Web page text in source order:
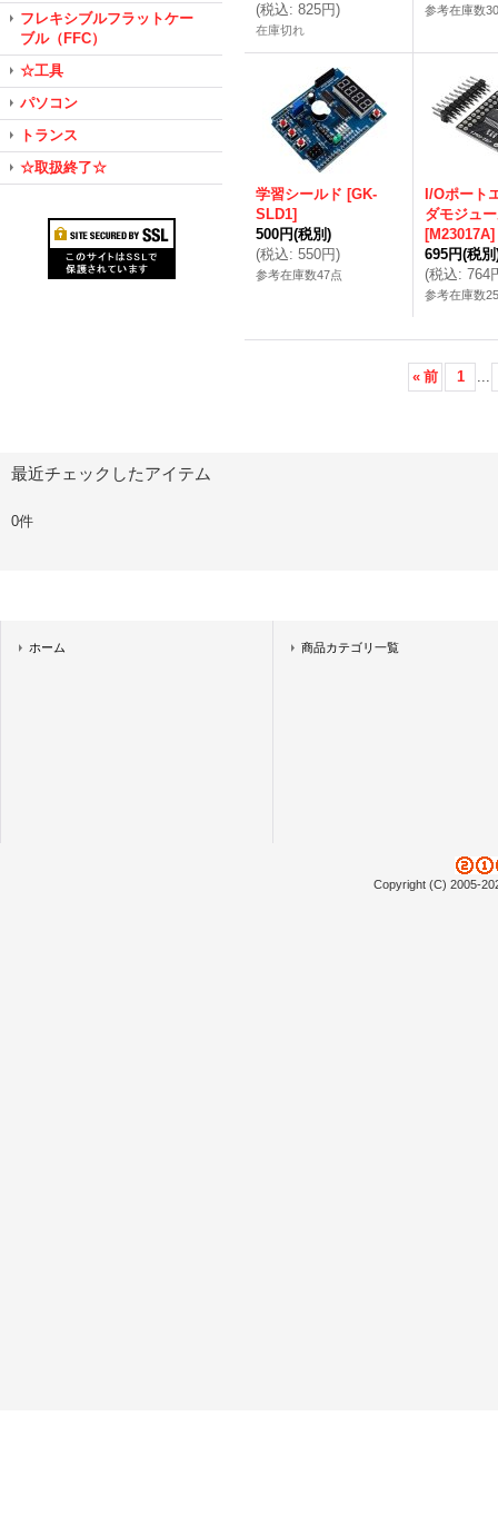
フレキシブルフラットケー
ブル（FFC）
☆工具
パソコン
トランス
☆取扱終了☆
(税込: 825円)
在庫切れ
参考在庫数
学習シールド [GK-
SLD1]
500円(税別)
(税込: 550円)
参考在庫数47点
I/Oポート
ダモジュ
[M23017A]
695円(税別
(税込: 764
参考在庫数
« 前 1 ...
最近チェックしたアイテム
0件
ホーム 商品カテゴリ一覧
Copyright (C) 2005-